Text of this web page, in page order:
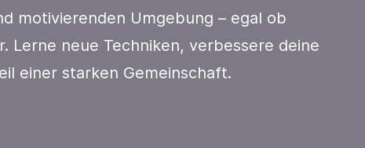
motivierenden Umgebung – egal ob
Lerne neue Techniken, verbessere deine
einer starken Gemeinschaft.